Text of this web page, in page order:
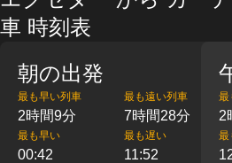
車 時刻表
朝の出発
最も早い列車
2時間9分
最も遠い列車
7時間28分
最も早い
00:42
最も遅い
11:52
最
2
最